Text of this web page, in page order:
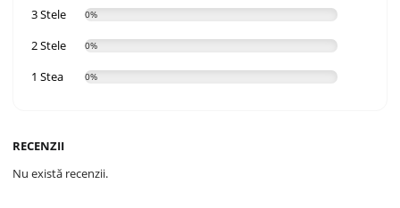
3 Stele 0%
2 Stele 0%
1 Stea 0%
RECENZII
Nu există recenzii.